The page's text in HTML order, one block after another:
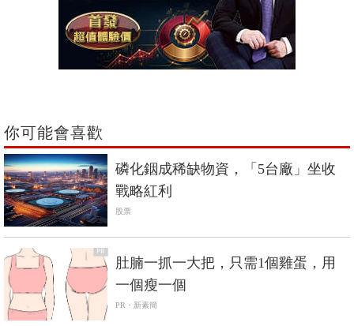
你可能會喜歡
磷化銦成稀缺物資，「5台廠」坐收
戰略紅利
股票
PR
肚腩一抓一大把，只需1個雞蛋，用
一個瘦一個
PR・新素簡